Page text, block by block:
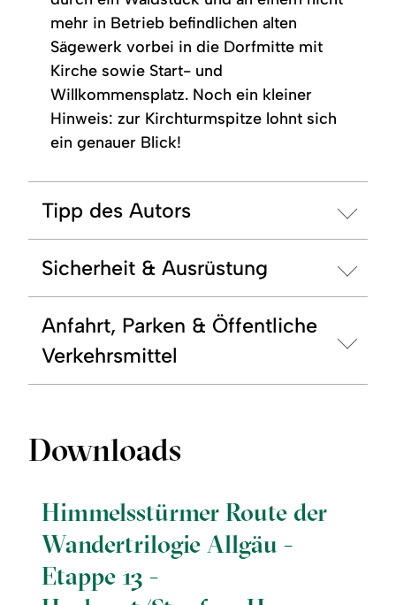
mehr in Betrieb befindlichen alten
Sägewerk vorbei in die Dorfmitte mit
Kirche sowie Start- und
Willkommensplatz. Noch ein kleiner
Hinweis: zur Kirchturmspitze lohnt sich
ein genauer Blick!
Tipp des Autors
Sicherheit & Ausrüstung
Anfahrt, Parken & Öffentliche
Verkehrsmittel
Downloads
Himmelsstürmer Route der
Wandertrilogie Allgäu -
Etappe 13 -